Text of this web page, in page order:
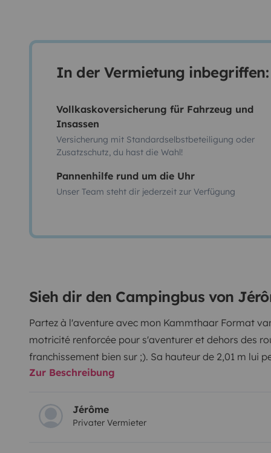
In der Vermietung inbegriffen:
Vollkaskoversicherung für Fahrzeug und
Insassen
Versicherung mit Standardselbstbeteiligung oder
Zusatzschutz, du hast die Wahl!
Pannenhilfe rund um die Uhr
Unser Team steht dir jederzeit zur Verfügung
Sieh dir den Campingbus von
Partez à l'aventure avec mon Kammthaar Format
motricité renforcée pour s'aventurer et dehors des
franchissement bien sur ;). Sa hauteur de 2,01 m lui
la hauteur est limité et de garder une consommation
toile du toit relevable et les pneus neige (des vrais
saisons.
Zur Beschreibung
Jérôme
Privater Vermieter